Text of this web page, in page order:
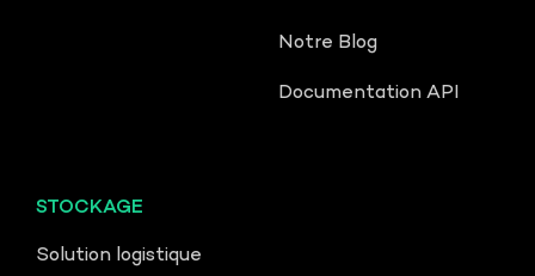
Notre Blog
Documentation API
STOCKAGE
Solution logistique